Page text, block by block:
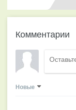
Комментарии
Новые